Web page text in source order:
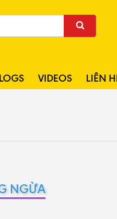
VIDEOS LIÊN
NGỪA